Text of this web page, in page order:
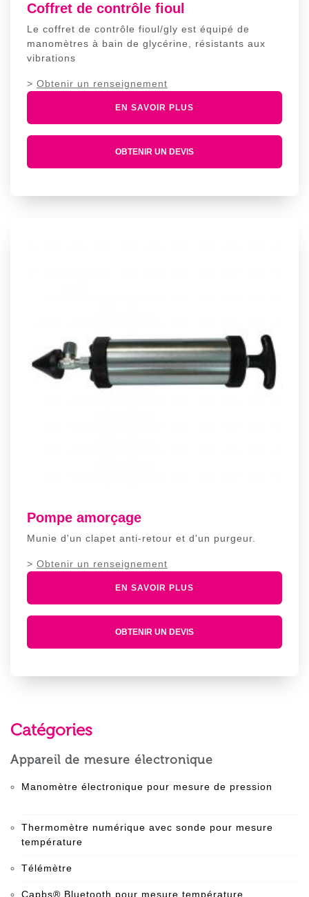
Coffret de contrôle fioul
Le coffret de contrôle fioul/gly est équipé de
manomètres à bain de glycérine, résistants aux
vibrations
> Obtenir un renseignement
EN SAVOIR PLUS
OBTENIR UN DEVIS
Pompe amorçage
Munie d'un clapet anti-retour et d'un purgeur.
> Obtenir un renseignement
EN SAVOIR PLUS
OBTENIR UN DEVIS
Catégories
Appareil de mesure électronique
Manomètre électronique pour mesure de pression
Thermomètre numérique avec sonde pour mesure
température
Télémètre
Capbs® Bluetooth pour mesure température,